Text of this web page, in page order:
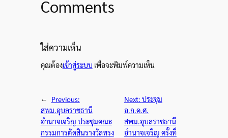
Comments
ใส่ความเห็น
คุณต้องเข้าสู่ระบบ เพื่อจะพิมพ์ความเห็น
←
Previous:
สพม.อุบลราชธานี
อำนาจเจริญ ประชุมคณะ
กรรมการตัดสินรางวัลทรง
Next: ประชุม
อ.ก.ค.ศ.
สพม.อุบลราชธานี
อำนาจเจริญ ครั้งที่